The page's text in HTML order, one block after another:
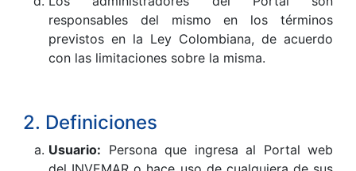
responsables del mismo en los términos
previstos en la Ley Colombiana, de acuerdo
con las limitaciones sobre la misma.
2. Definiciones
Usuario: Persona que ingresa al Portal web